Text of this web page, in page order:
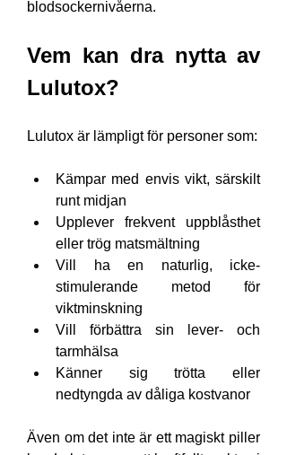
blodsockernivåerna.
Vem kan dra nytta av
Lulutox?
Lulutox är lämpligt för personer som:
Kämpar med envis vikt, särskilt
runt midjan
Upplever frekvent uppblåsthet
eller trög matsmältning
Vill ha en naturlig, icke-
stimulerande metod för
viktminskning
Vill förbättra sin lever- och
tarmhälsa
Känner sig trötta eller
nedtyngda av dåliga kostvanor
Även om det inte är ett magiskt piller